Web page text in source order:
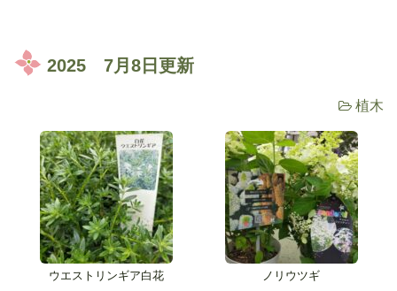
2025 7月8日更新
植木
ウエストリンギア白花 ノリウツギ